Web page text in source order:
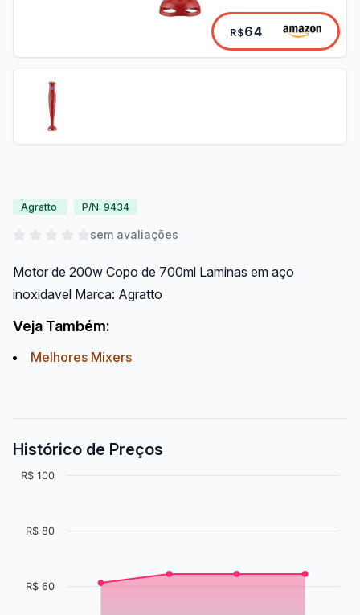
R$64
Agratto P/N: 9434
sem avaliações
Motor de 200w Copo de 700ml Laminas em aço
inoxidavel Marca: Agratto
Veja Também:
Melhores Mixers
Histórico de Preços
R$ 60
R$ 80
R$ 100